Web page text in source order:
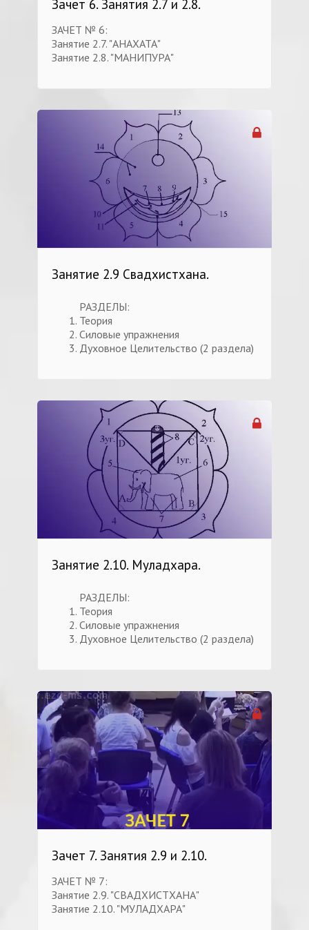
Зачет 6. Занятия 2.7 и 2.8.
ЗАЧЕТ № 6:
Занятие 2.7. "АНАХАТА"
Занятие 2.8. "МАНИПУРА"
Занятие 2.9 Свадхистхана.
РАЗДЕЛЫ:
Теория
Силовые упражнения
Духовное Целительство (2 раздела)
Занятие 2.10. Муладхара.
РАЗДЕЛЫ:
Теория
Силовые упражнения
Духовное Целительство (2 раздела)
Зачет 7. Занятия 2.9 и 2.10.
ЗАЧЕТ № 7:
Занятие 2.9. "СВАДХИСТХАНА"
Занятие 2.10. "МУЛАДХАРА"